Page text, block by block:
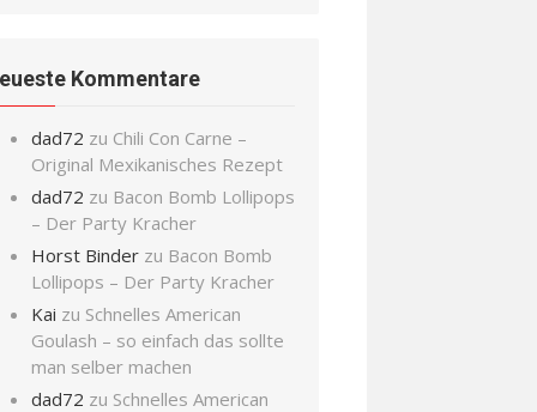
Kommentare
dad72 zu Chili Con Carne –
Original Mexikanisches Rezept
dad72 zu Bacon Bomb Lollipops
– Der Party Kracher
Horst Binder zu Bacon Bomb
Lollipops – Der Party Kracher
Kai zu Schnelles American
Goulash – so einfach das sollte
man selber machen
dad72 zu Schnelles American